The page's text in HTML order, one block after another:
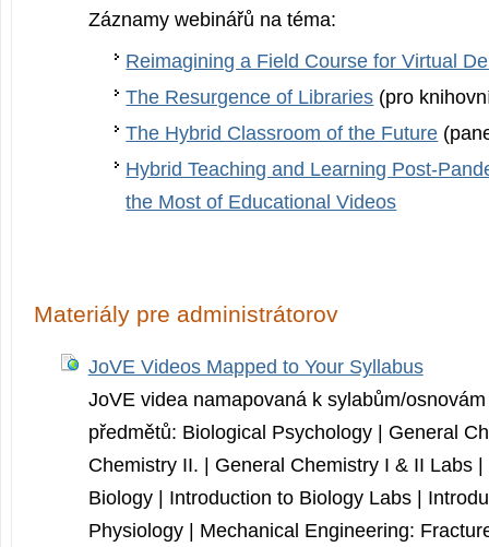
Záznamy webinářů na téma:
Reimagining a Field Course for Virtual
The Resurgence of Libraries (pro
The Hybrid Classroom of the Future
Hybrid Teaching and Learning Post-
the Most of Educational Videos
Materiály pre administrátorov
JoVE Videos Mapped to Your Syllabus
JoVE videa namapovaná k sylabům/
předmětů: Biological Psychology | General
Chemistry II. | General Chemistry I & II Labs
Biology | Introduction to Biology Labs |
Physiology | Mechanical Engineering: